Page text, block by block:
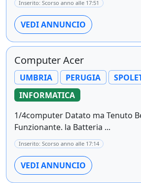
Inserito: Scorso anno alle 17:51
VEDI ANNUNCIO
Computer Acer
UMBRIA PERUGIA
INFORMATICA
1/4computer Datato ma Tenuto
Funzionante. la Batteria ...
Inserito: Scorso anno alle 17:14
VEDI ANNUNCIO